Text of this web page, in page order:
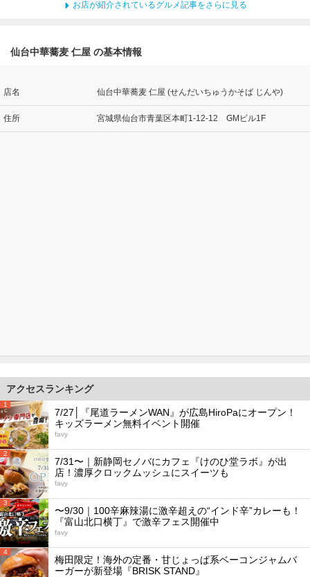
お店が紹介されているグルメ記事をさらに見る
仙台中華蕎麦 仁屋 の基本情報
店名 仙台中華蕎麦 仁屋 (せんだいちゅうかそば じんや)
住所 宮城県仙台市青葉区本町1-12-12 GMビル1F
アクセスランキング
1
7/27│『尾道ラーメンWAN』が広島HiroPaにオープン！
キッズラーメン無料イベント開催
favy
2
7/31〜｜新静岡セノバにカフェ『けのひ堂ラボ』が出
店！濃厚クロックムッシュにスイーツも
favy
3
〜9/30｜100辛麻辣湯に激辛超えの“インド辛”カレーも！
『富山北口横丁』で激辛フェス開催中
favy
4
梅田限定！海外の定番・甘じょっぱ系ベーコンジャムバ
ーガーが新登場『BRISK STAND』